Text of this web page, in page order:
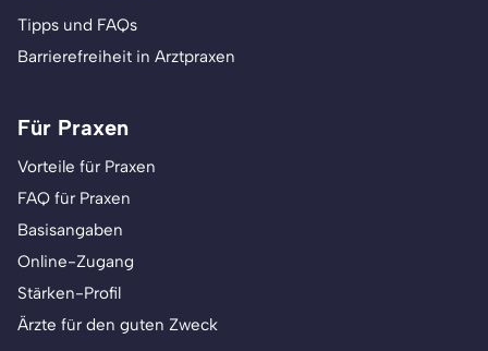
Tipps und FAQs
Barrierefreiheit in Arztpraxen
Für Praxen
Vorteile für Praxen
FAQ für Praxen
Basisangaben
Online-Zugang
Stärken-Profil
Ärzte für den guten Zweck